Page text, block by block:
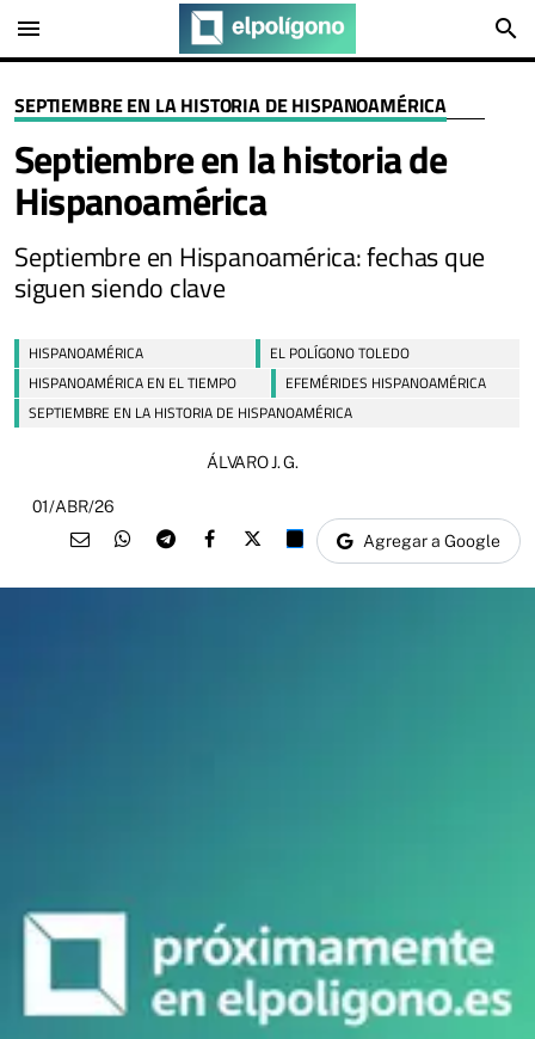
menu search
SEPTIEMBRE EN LA HISTORIA DE HISPANOAMÉRICA
Septiembre en la historia de
Hispanoamérica
Septiembre en Hispanoamérica: fechas que
siguen siendo clave
HISPANOAMÉRICA
EL POLÍGONO TOLEDO
HISPANOAMÉRICA EN EL TIEMPO
EFEMÉRIDES HISPANOAMÉRICA
SEPTIEMBRE EN LA HISTORIA DE HISPANOAMÉRICA
ÁLVARO J. G.
01/ABR/26
Agregar a Google